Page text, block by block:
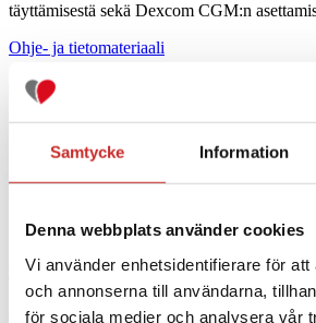
Samtycke Information
Denna webbplats använder cookies
Vi använder enhetsidentifierare för att
och annonserna till användarna,
för sociala medier och analysera vår
täyttämisestä sekä Dexcom CGM:n
Ohje- ja tietomateriaali
KYSYMYKSET JA VASTAUKSET
Kysymyksiä ja vastauksia -sivulta löydät
Kysymykset ja vastaukset
AKUN LATAAMINEN